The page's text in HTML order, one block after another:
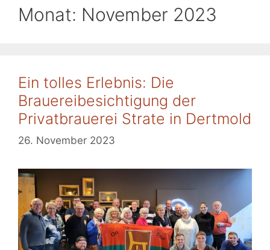
Monat: November 2023
Ein tolles Erlebnis: Die
Brauereibesichtigung der
Privatbrauerei Strate in Dertmold
26. November 2023